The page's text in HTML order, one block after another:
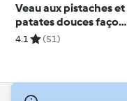
Veau aux pistaches et
patates douces façon
tajine
4.1 (51)